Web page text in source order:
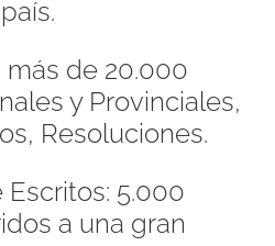
de 20.000
y Provinciales,
Resoluciones.
5.000
a una gran